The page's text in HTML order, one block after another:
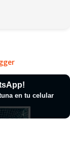
en tu celular